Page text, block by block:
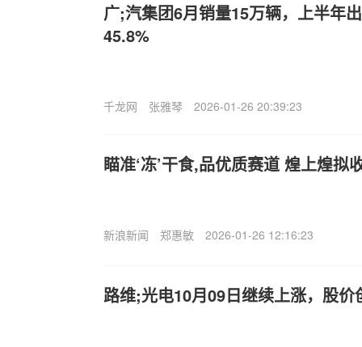
广;汽集团6月销量15万辆，上半年
45.8%
千龙网 张雅琴 2026-01-26 20:39:23
瞄准‘冻’干食,品优质赛道 煌上煌拟
新浪新闻 郑惠敏 2026-01-26 12:16:23
路维;光电10月09日继续上涨，股价